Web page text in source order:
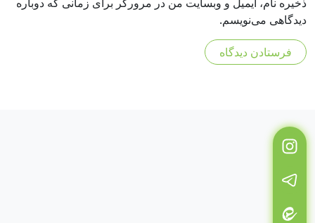
ذخیره نام، ایمیل و وبسایت من در مرورگر برای زمانی که دوباره
دیدگاهی می‌نویسم.